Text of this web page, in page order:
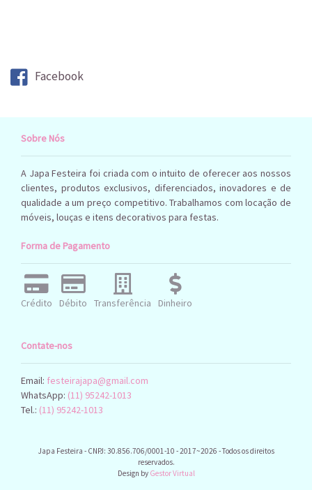
Facebook
Sobre Nós
A Japa Festeira foi criada com o intuito de oferecer aos nossos
clientes, produtos exclusivos, diferenciados, inovadores e de
qualidade a um preço competitivo. Trabalhamos com locação de
móveis, louças e itens decorativos para festas.
Forma de Pagamento
Crédito Débito Transferência Dinheiro
Contate-nos
Email: festeirajapa@gmail.com
WhatsApp: (11) 95242-1013
Tel.: (11) 95242-1013
Japa Festeira - CNPJ: 30.856.706/0001-10 - 2017~2026 - Todos os direitos
reservados.
Design by Gestor Virtual